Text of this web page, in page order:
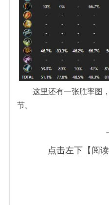
这里还有一张胜率图
节。
点击左下【阅读